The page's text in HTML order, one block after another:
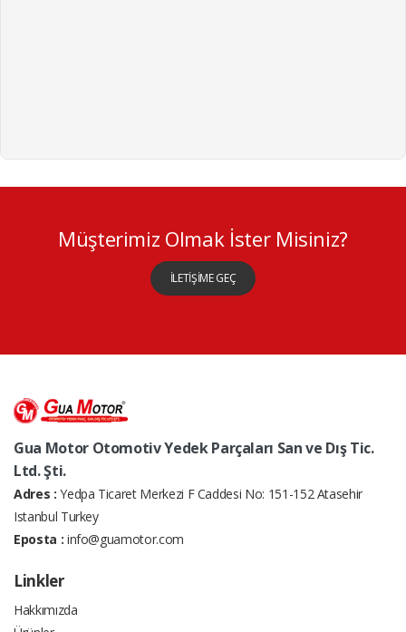
Müşterimiz Olmak İster Misiniz?
İLETİŞİME GEÇ
Gua Motor Otomotiv Yedek Parçaları San ve Dış Tic.
Ltd. Şti.
Adres : Yedpa Ticaret Merkezi F Caddesi No: 151-152 Atasehir
Istanbul Turkey
Eposta : info@guamotor.com
Linkler
Hakkımızda